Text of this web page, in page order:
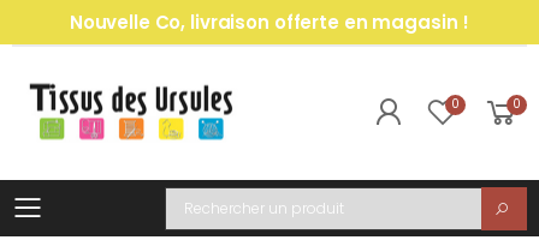
Nouvelle Co, livraison offerte en magasin !
0 0
Toggle mobile menu
Recherche